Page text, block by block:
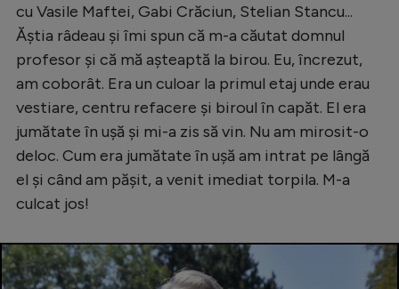
cu Vasile Maftei, Gabi Crăciun, Stelian Stancu...
Ăștia râdeau și îmi spun că m-a căutat domnul
profesor și că mă așteaptă la birou. Eu, încrezut,
am coborât. Era un culoar la primul etaj unde erau
vestiare, centru refacere și biroul în capăt. El era
jumătate în ușă și mi-a zis să vin. Nu am mirosit-o
deloc. Cum era jumătate în ușă am intrat pe lângă
el și când am pășit, a venit imediat torpila. M-a
culcat jos!